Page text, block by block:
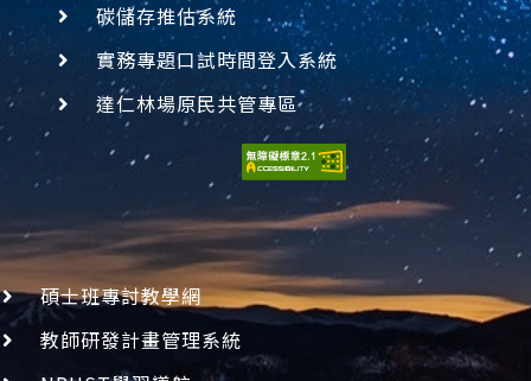
碳儲存推估系統
實務專題口試時間登入系統
達仁林場原民共管專區
碩士班專討教學網
教師研發計畫管理系統